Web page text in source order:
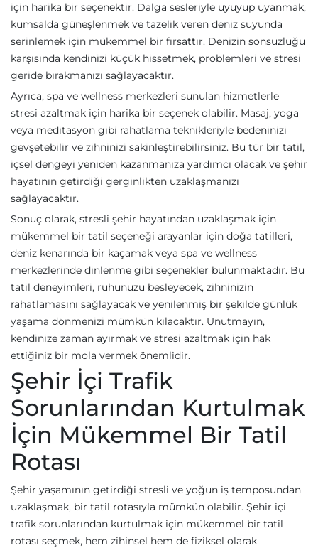
için harika bir seçenektir. Dalga sesleriyle uyuyup uyanmak,
kumsalda güneşlenmek ve tazelik veren deniz suyunda
serinlemek için mükemmel bir fırsattır. Denizin sonsuzluğu
karşısında kendinizi küçük hissetmek, problemleri ve stresi
geride bırakmanızı sağlayacaktır.
Ayrıca, spa ve wellness merkezleri sunulan hizmetlerle
stresi azaltmak için harika bir seçenek olabilir. Masaj, yoga
veya meditasyon gibi rahatlama teknikleriyle bedeninizi
gevşetebilir ve zihninizi sakinleştirebilirsiniz. Bu tür bir tatil,
içsel dengeyi yeniden kazanmanıza yardımcı olacak ve şehir
hayatının getirdiği gerginlikten uzaklaşmanızı
sağlayacaktır.
Sonuç olarak, stresli şehir hayatından uzaklaşmak için
mükemmel bir tatil seçeneği arayanlar için doğa tatilleri,
deniz kenarında bir kaçamak veya spa ve wellness
merkezlerinde dinlenme gibi seçenekler bulunmaktadır. Bu
tatil deneyimleri, ruhunuzu besleyecek, zihninizin
rahatlamasını sağlayacak ve yenilenmiş bir şekilde günlük
yaşama dönmenizi mümkün kılacaktır. Unutmayın,
kendinize zaman ayırmak ve stresi azaltmak için hak
ettiğiniz bir mola vermek önemlidir.
Şehir İçi Trafik
Sorunlarından Kurtulmak
İçin Mükemmel Bir Tatil
Rotası
Şehir yaşamının getirdiği stresli ve yoğun iş temposundan
uzaklaşmak, bir tatil rotasıyla mümkün olabilir. Şehir içi
trafik sorunlarından kurtulmak için mükemmel bir tatil
rotası seçmek, hem zihinsel hem de fiziksel olarak